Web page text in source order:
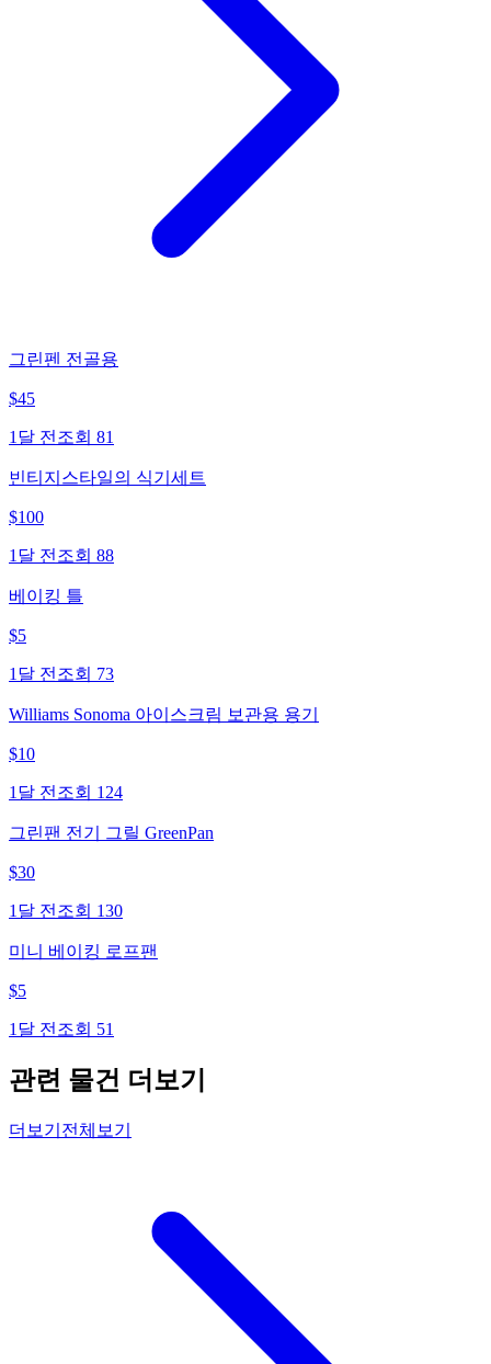
그린펜 전골용
$45
1달 전 조회 81
빈티지스타일의 식기세트
$100
1달 전 조회 88
베이킹 틀
$5
1달 전 조회 73
Williams Sonoma 아이스크림 보관용 용기
$10
1달 전 조회 124
그린팬 전기 그릴 GreenPan
$30
1달 전 조회 130
미니 베이킹 로프팬
$5
1달 전 조회 51
관련 물건 더보기
더보기 전체보기